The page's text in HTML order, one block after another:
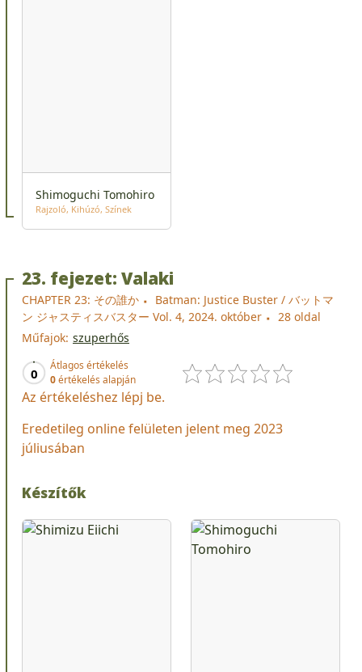
Shimoguchi Tomohiro
Rajzoló Kihúzó Színek
23. fejezet: Valaki
CHAPTER 23: その誰か
Batman: Justice Buster / バットマ
ン ジャスティスバスター Vol. 4, 2024. október
28 oldal
Műfajok: szuperhős
0
Átlagos értékelés
0értékelés alapján
Az értékeléshez lépj be.
Eredetileg online felületen jelent meg 2023
júliusában
Készítők